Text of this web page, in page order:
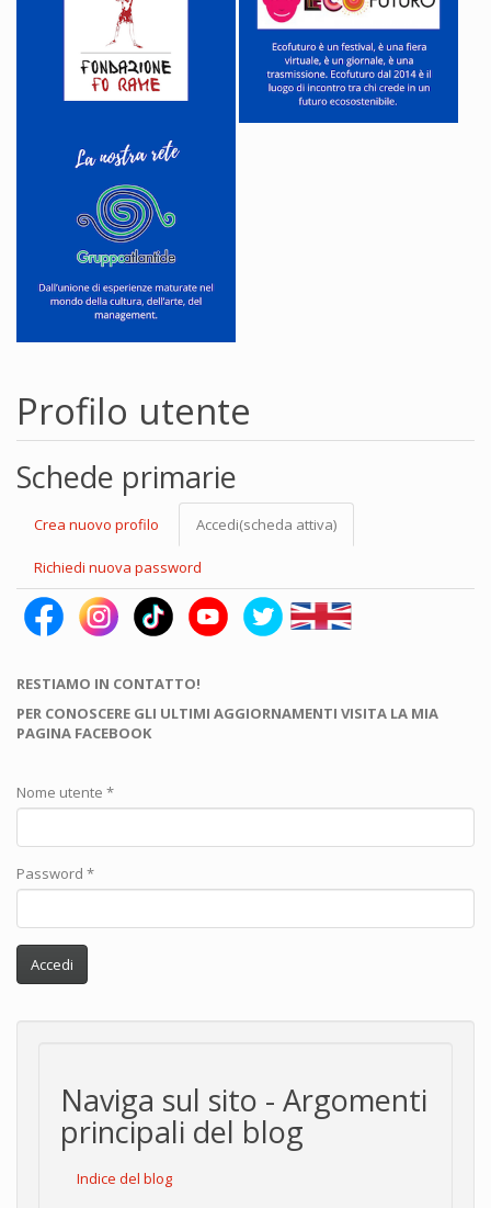
Profilo utente
Schede primarie
Crea nuovo profilo Accedi(scheda attiva)
Richiedi nuova password
RESTIAMO IN CONTATTO!
PER CONOSCERE GLI ULTIMI AGGIORNAMENTI VISITA LA MIA
PAGINA FACEBOOK
Nome utente *
Password *
Accedi
Naviga sul sito - Argomenti
principali del blog
Indice del blog